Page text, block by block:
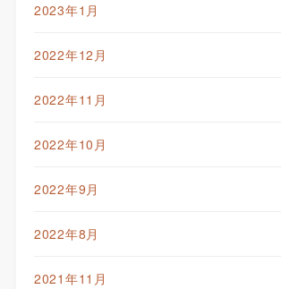
2023年1月
2022年12月
2022年11月
2022年10月
2022年9月
2022年8月
2021年11月